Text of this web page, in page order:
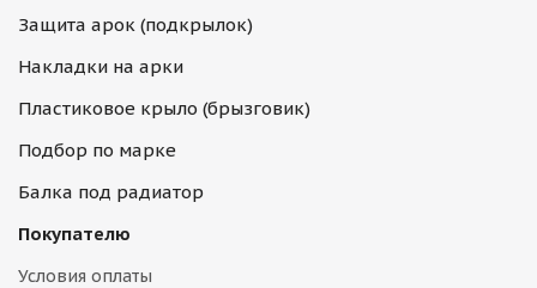
Защита арок (подкрылок)
Накладки на арки
Пластиковое крыло (брызговик)
Подбор по марке
Балка под радиатор
Покупателю
Условия оплаты